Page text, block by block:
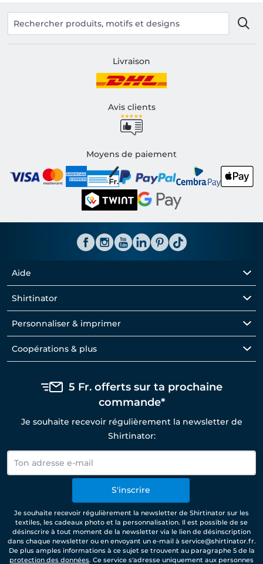
Livraison
Avis clients
Moyens de paiement
Aide
Shirtinator
Personnaliser & imprimer
Coopérations & plus
5 Fr. offerts sur ta prochaine
commande*
Je souhaite recevoir régulièrement la newsletter de
Shirtinator:
S'inscrire
Je souhaite recevoir régulièrement la newsletter de Shirtinator sur les
textiles, les cadeaux photo et la personnalisation. Il est possible de se
désinscrire à tout moment de la newsletter via le lien de désinscription
dans chaque newsletter ou en envoyant un e-mail à service@shirtinator.fr.
De plus amples informations à ce sujet se trouvent au paragraphe 5 de la
protection des données. Ce service s'adresse uniquement aux personnes